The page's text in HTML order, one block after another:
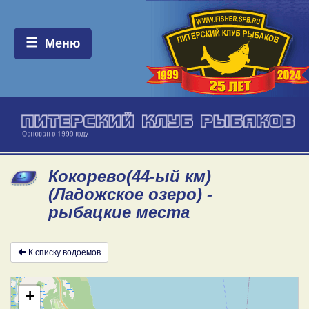
Меню:
Меню
Кокорево(44-ый км)
(Ладожское озеро) -
рыбацкие места
К списку водоемов
+